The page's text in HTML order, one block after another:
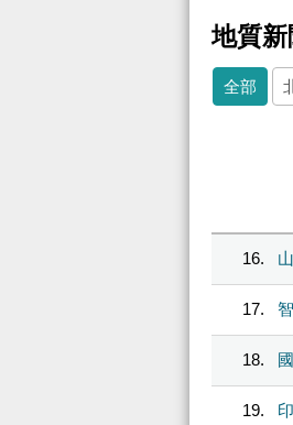
地質新
全部
16
17
18
19